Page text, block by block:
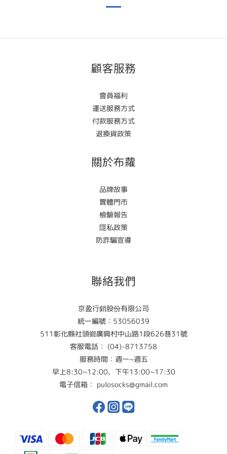
顧客服務
會員福利
運送服務方式
付款服務方式
退換貨政策
關於布蘿
品牌故事
實體門市
檢驗報告
隱私政策
防詐騙宣導
聯絡我們
京盈行銷股份有限公司
統一編號：53056039
511彰化縣社頭鄉廣興村中山路1段626巷31號
客服電話： (04)-8713758
服務時間：週一~週五
早上8:30~12:00、下午13:00~17:30
電子信箱： pulosocks@gmail.com